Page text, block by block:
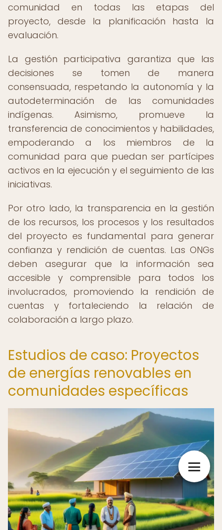
comunidad en todas las etapas del
proyecto, desde la planificación hasta la
evaluación.
La gestión participativa garantiza que las
decisiones se tomen de manera
consensuada, respetando la autonomía y la
autodeterminación de las comunidades
indígenas. Asimismo, promueve la
transferencia de conocimientos y habilidades,
empoderando a los miembros de la
comunidad para que puedan ser partícipes
activos en la ejecución y el seguimiento de las
iniciativas.
Por otro lado, la transparencia en la gestión
de los recursos, los procesos y los resultados
del proyecto es fundamental para generar
confianza y rendición de cuentas. Las ONGs
deben asegurar que la información sea
accesible y comprensible para todos los
involucrados, promoviendo la rendición de
cuentas y fortaleciendo la relación de
colaboración a largo plazo.
Estudios de caso: Proyectos
de energías renovables en
comunidades específicas